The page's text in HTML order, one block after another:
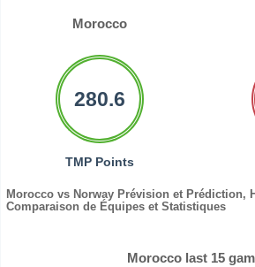
Morocco
280.6
TMP Points
Morocco vs Norway Prévision et Prédiction,
Comparaison de Équipes et Statistiques
Morocco last 15